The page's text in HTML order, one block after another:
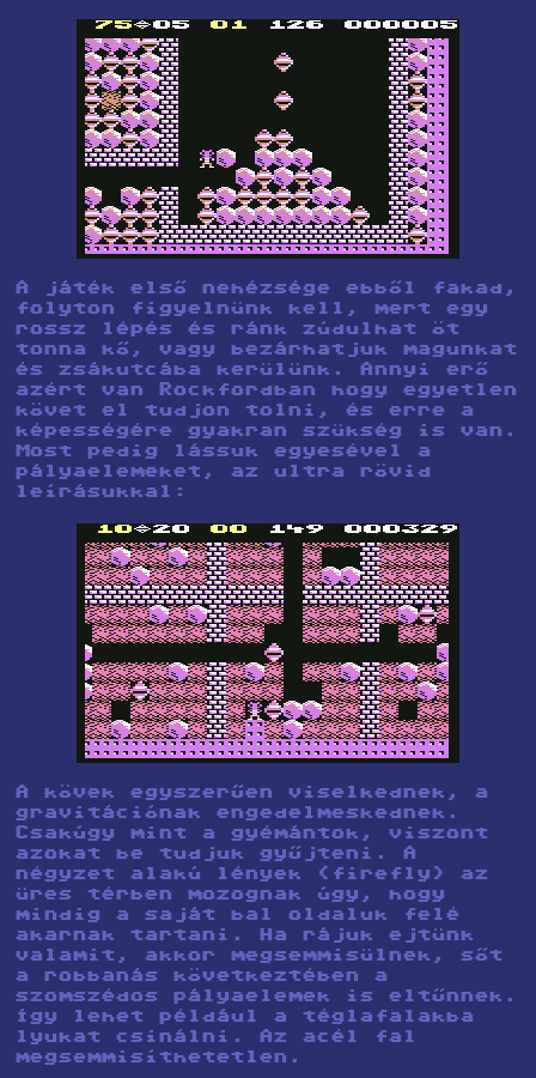
A játék első nehézsége ebből fakad,
folyton figyelnünk kell, mert egy
rossz lépés és ránk zúdulhat öt
tonna kő, vagy bezárhatjuk magunkat
és zsákutcába kerülünk. Annyi erő
azért van Rockfordban hogy egyetlen
követ el tudjon tolni, és erre a
képességére gyakran szükség is van.
Most pedig lássuk egyesével a
pályaelemeket, az ultra rövid
leírásukkal:
A kövek egyszerűen viselkednek, a
gravitációnak engedelmeskednek.
Csakúgy mint a gyémántok, viszont
azokat be tudjuk gyűjteni. A
négyzet alakú lények (firefly) az
üres térben mozognak úgy, hogy
mindig a saját bal oldaluk felé
akarnak tartani. Ha rájuk ejtünk
valamit, akkor megsemmisülnek, sőt
a robbanás következtében a
szomszédos pályaelemek is eltűnnek.
Így lehet például a téglafalakba
lyukat csinálni. Az acél fal
megsemmisíthetetlen.